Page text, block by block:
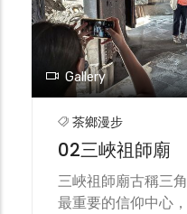
Gallery
茶鄉漫步
02三峽祖師廟
三峽祖師廟古稱三
最重要的信仰中心